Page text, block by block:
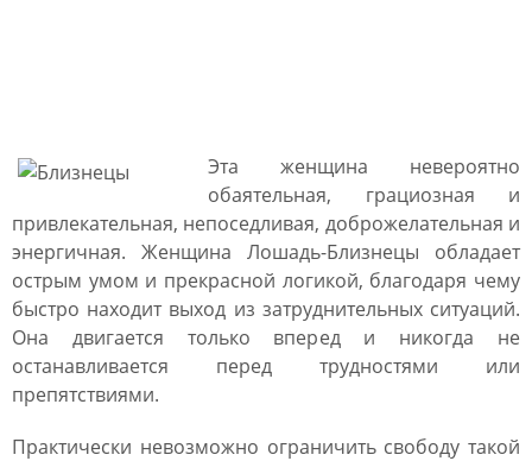
Эта женщина невероятно
обаятельная, грациозная и
привлекательная, непоседливая, доброжелательная и
энергичная. Женщина Лошадь-Близнецы обладает
острым умом и прекрасной логикой, благодаря чему
быстро находит выход из затруднительных ситуаций.
Она двигается только вперед и никогда не
останавливается перед трудностями или
препятствиями.
Практически невозможно ограничить свободу такой